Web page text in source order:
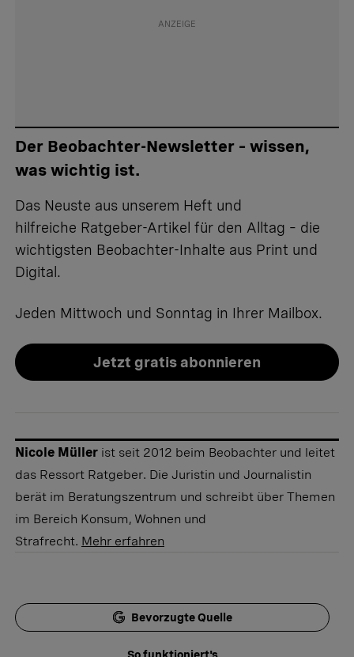
Der Beobachter-Newsletter – wissen,
was wichtig ist.
Das Neuste aus unserem Heft und
hilfreiche Ratgeber-Artikel für den Alltag – die
wichtigsten Beobachter-Inhalte aus Print und
Digital.
Jeden Mittwoch und Sonntag in Ihrer Mailbox.
Jetzt gratis abonnieren
Nicole Müller ist seit 2012 beim Beobachter und leitet
das Ressort Ratgeber. Die Juristin und Journalistin
berät im Beratungszentrum und schreibt über Themen
im Bereich Konsum, Wohnen und
Strafrecht. Mehr erfahren
Bevorzugte Quelle